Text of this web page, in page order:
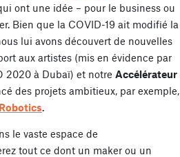
ont une idée – pour le business ou
Bien que la COVID-19 ait modifié la
lui avons découvert de nouvelles
aux artistes (mis en évidence par
2020 à Dubaï) et notre Accélérateur
des projets ambitieux, par exemple,
.
le vaste espace de
tout ce dont un maker ou un